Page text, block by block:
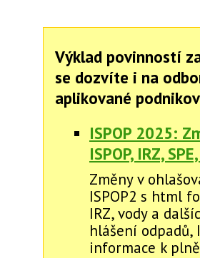
Výklad povinností
se dozvíte i na
aplikované
ISPOP 2025:
ISPOP, IRZ,
Změny v
ISPOP2 s html
IRZ, vody a
hlášení odpadů,
informace k